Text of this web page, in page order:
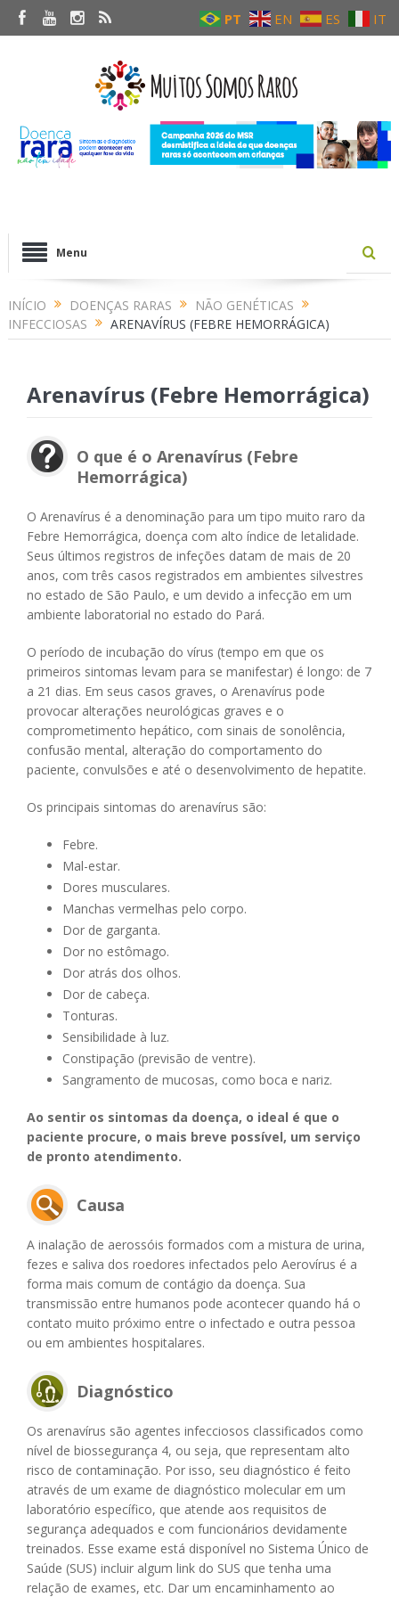
PT EN ES IT
Menu
INÍCIO DOENÇAS RARAS
NÃO GENÉTICAS
INFECCIOSAS
ARENAVÍRUS (FEBRE HEMORRÁGICA)
Arenavírus (Febre Hemorrágica)
O que é o Arenavírus (Febre
Hemorrágica)
O Arenavírus é a denominação para um tipo muito raro da
Febre Hemorrágica, doença com alto índice de letalidade.
Seus últimos registros de infeções datam de mais de 20
anos, com três casos registrados em ambientes silvestres
no estado de São Paulo, e um devido a infecção em um
ambiente laboratorial no estado do Pará.
O período de incubação do vírus (tempo em que os
primeiros sintomas levam para se manifestar) é longo: de 7
a 21 dias. Em seus casos graves, o Arenavírus pode
provocar alterações neurológicas graves e o
comprometimento hepático, com sinais de sonolência,
confusão mental, alteração do comportamento do
paciente, convulsões e até o desenvolvimento de hepatite.
Os principais sintomas do arenavírus são:
Febre.
Mal-estar.
Dores musculares.
Manchas vermelhas pelo corpo.
Dor de garganta.
Dor no estômago.
Dor atrás dos olhos.
Dor de cabeça.
Tonturas.
Sensibilidade à luz.
Constipação (previsão de ventre).
Sangramento de mucosas, como boca e nariz.
Ao sentir os sintomas da doença, o ideal é que o
paciente procure, o mais breve possível, um serviço
de pronto atendimento.
Causa
A inalação de aerossóis formados com a mistura de urina,
fezes e saliva dos roedores infectados pelo Aerovírus é a
forma mais comum de contágio da doença. Sua
transmissão entre humanos pode acontecer quando há o
contato muito próximo entre o infectado e outra pessoa
ou em ambientes hospitalares.
Diagnóstico
Os arenavírus são agentes infecciosos classificados como
nível de biossegurança 4, ou seja, que representam alto
risco de contaminação. Por isso, seu diagnóstico é feito
através de um exame de diagnóstico molecular em um
laboratório específico, que atende aos requisitos de
segurança adequados e com funcionários devidamente
treinados. Esse exame está disponível no Sistema Único de
Saúde (SUS) incluir algum link do SUS que tenha uma
relação de exames, etc. Dar um encaminhamento ao